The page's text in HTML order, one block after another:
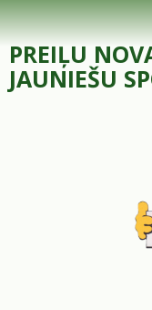
PREIĻU
JAUNIEŠU